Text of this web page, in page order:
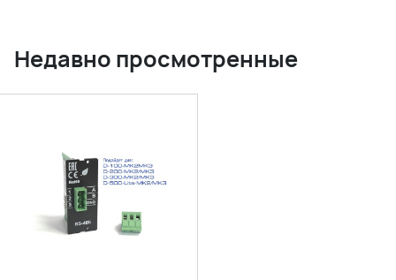
Недавно просмотренные